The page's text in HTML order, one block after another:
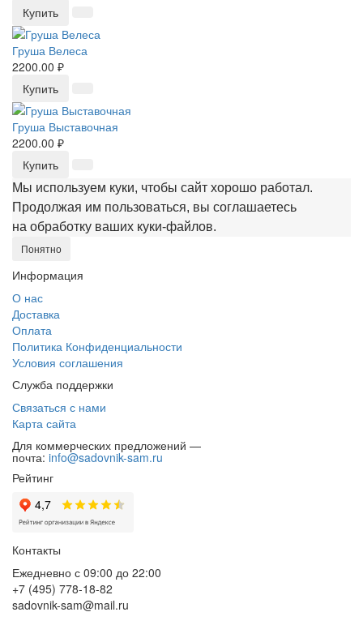
Купить
Груша Велеса
2200.00 ₽
Купить
Груша Выставочная
2200.00 ₽
Купить
Мы используем куки, чтобы сайт хорошо работал.
Продолжая им пользоваться, вы соглашаетесь
на обработку ваших куки‑файлов.
Понятно
Информация
О нас
Доставка
Оплата
Политика Конфиденциальности
Условия соглашения
Служба поддержки
Связаться с нами
Карта сайта
Для коммерческих предложений —
почта: info@sadovnik-sam.ru
Рейтинг
Контакты
Ежедневно с 09:00 до 22:00
+7 (495) 778-18-82
sadovnik-sam@mail.ru